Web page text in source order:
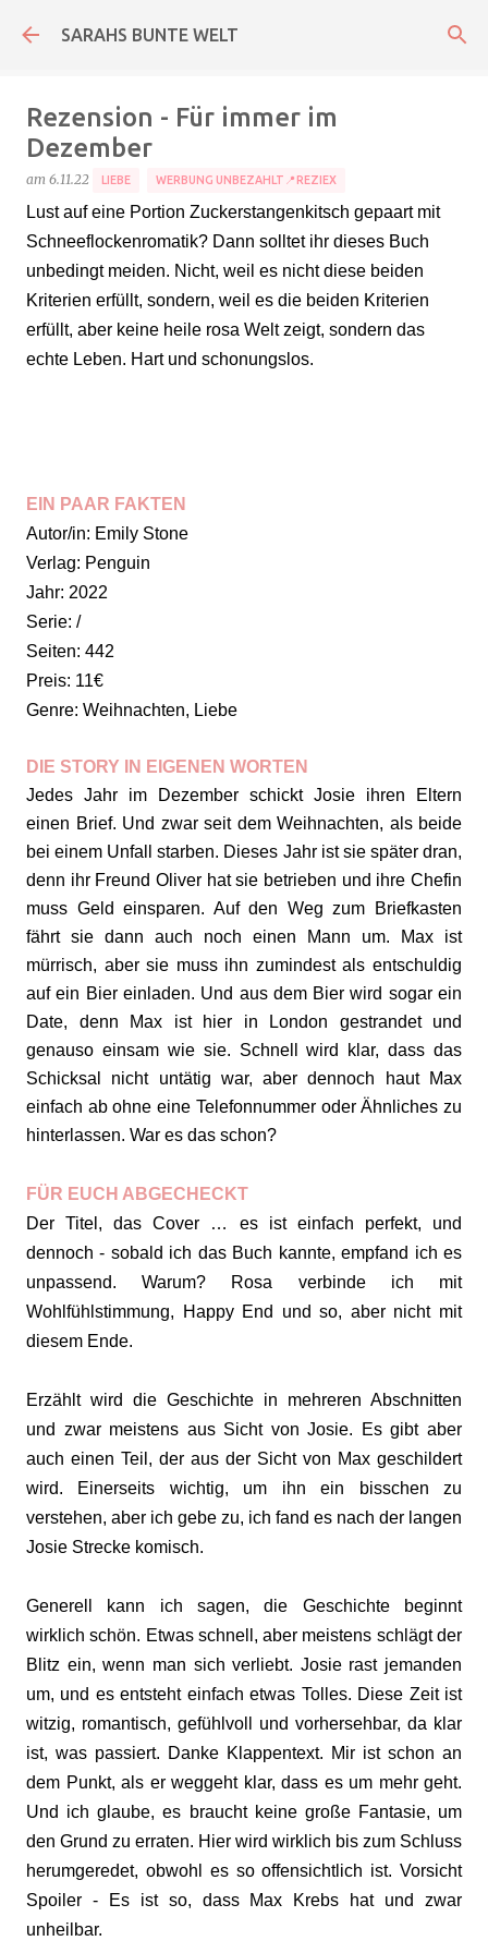
Direkt zum Hauptbereich
SARAHS BUNTE WELT
Rezension - Für immer im
Dezember
am 6.11.22 LIEBE WERBUNG UNBEZAHLT📍REZIEX
Lust auf eine Portion Zuckerstangenkitsch gepaart mit
Schneeflockenromatik? Dann solltet ihr dieses Buch
unbedingt meiden. Nicht, weil es nicht diese beiden
Kriterien erfüllt, sondern, weil es die beiden Kriterien
erfüllt, aber keine heile rosa Welt zeigt, sondern das
echte Leben. Hart und schonungslos.
EIN PAAR FAKTEN
Autor/in: Emily Stone
Verlag: Penguin
Jahr: 2022
Serie: /
Seiten: 442
Preis: 11€
Genre: Weihnachten, Liebe
DIE STORY IN EIGENEN WORTEN
Jedes Jahr im Dezember schickt Josie ihren Eltern
einen Brief. Und zwar seit dem Weihnachten, als beide
bei einem Unfall starben. Dieses Jahr ist sie später dran,
denn ihr Freund Oliver hat sie betrieben und ihre Chefin
muss Geld einsparen. Auf den Weg zum Briefkasten
fährt sie dann auch noch einen Mann um. Max ist
mürrisch, aber sie muss ihn zumindest als entschuldig
auf ein Bier einladen. Und aus dem Bier wird sogar ein
Date, denn Max ist hier in London gestrandet und
genauso einsam wie sie. Schnell wird klar, dass das
Schicksal nicht untätig war, aber dennoch haut Max
einfach ab ohne eine Telefonnummer oder Ähnliches zu
hinterlassen. War es das schon?
FÜR EUCH ABGECHECKT
Der Titel, das Cover … es ist einfach perfekt, und
dennoch - sobald ich das Buch kannte, empfand ich es
unpassend. Warum? Rosa verbinde ich mit
Wohlfühlstimmung, Happy End und so, aber nicht mit
diesem Ende.
Erzählt wird die Geschichte in mehreren Abschnitten
und zwar meistens aus Sicht von Josie. Es gibt aber
auch einen Teil, der aus der Sicht von Max geschildert
wird. Einerseits wichtig, um ihn ein bisschen zu
verstehen, aber ich gebe zu, ich fand es nach der langen
Josie Strecke komisch.
Generell kann ich sagen, die Geschichte beginnt
wirklich schön. Etwas schnell, aber meistens schlägt der
Blitz ein, wenn man sich verliebt. Josie rast jemanden
um, und es entsteht einfach etwas Tolles. Diese Zeit ist
witzig, romantisch, gefühlvoll und vorhersehbar, da klar
ist, was passiert. Danke Klappentext. Mir ist schon an
dem Punkt, als er weggeht klar, dass es um mehr geht.
Und ich glaube, es braucht keine große Fantasie, um
den Grund zu erraten. Hier wird wirklich bis zum Schluss
herumgeredet, obwohl es so offensichtlich ist. Vorsicht
Spoiler - Es ist so, dass Max Krebs hat und zwar
unheilbar.